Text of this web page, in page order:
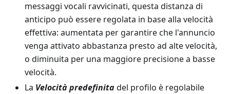
messaggi vocali ravvicinati, questa distanza di
anticipo può essere regolata in base alla velocità
effettiva: aumentata per garantire che l'annuncio
venga attivato abbastanza presto ad alte velocità,
o diminuita per una maggiore precisione a basse
velocità.
La Velocità predefinitadel profilo è regolabile